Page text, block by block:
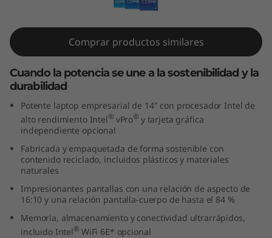
4
n
e
Comprar productos similares
Cuando la potencia se une a la sostenibilidad y la
durabilidad
Potente laptop empresarial de 14" con procesador Intel de
alto rendimiento Intel® vPro® y tarjeta gráfica
independiente opcional
Fabricada y empaquetada de forma sostenible con
contenido reciclado, incluidos plásticos y materiales
naturales
Impresionantes pantallas con una relación de aspecto de
16:10 y una relación pantalla-cuerpo de hasta el 84 %
Memoria, almacenamiento y conectividad ultrarrápidos,
incluido Intel® WiFi 6E* opcional